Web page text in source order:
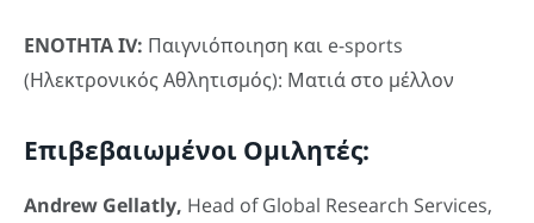
ΕΝΟΤΗΤΑ ΙV: Παιγνιόποιηση και e-sports
(Ηλεκτρονικός Αθλητισμός): Ματιά στο μέλλον
Επιβεβαιωμένοι Ομιλητές:
Andrew Gellatly, Head of Global Research Services,